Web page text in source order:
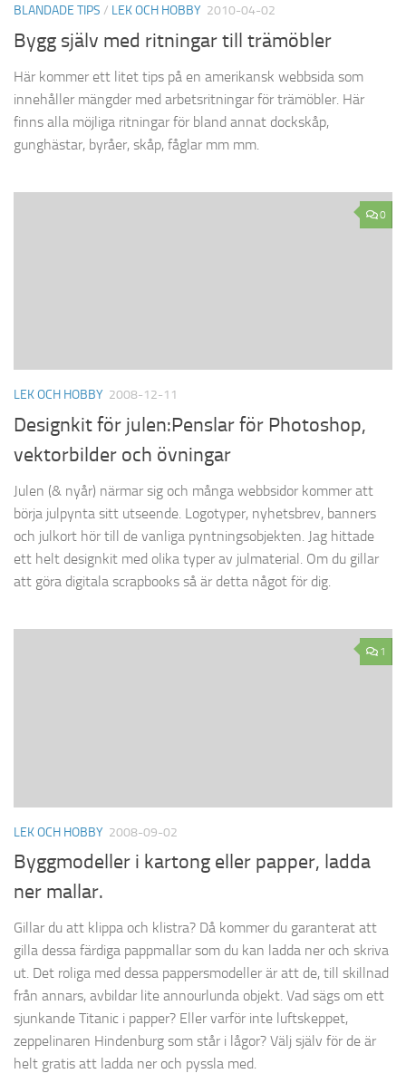
BLANDADE TIPS / LEK OCH HOBBY 2010-04-02
Bygg själv med ritningar till trämöbler
Här kommer ett litet tips på en amerikansk webbsida som
innehåller mängder med arbetsritningar för trämöbler. Här
finns alla möjliga ritningar för bland annat dockskåp,
gunghästar, byråer, skåp, fåglar mm mm.
0
LEK OCH HOBBY 2008-12-11
Designkit för julen:Penslar för Photoshop,
vektorbilder och övningar
Julen (& nyår) närmar sig och många webbsidor kommer att
börja julpynta sitt utseende. Logotyper, nyhetsbrev, banners
och julkort hör till de vanliga pyntningsobjekten. Jag hittade
ett helt designkit med olika typer av julmaterial. Om du gillar
att göra digitala scrapbooks så är detta något för dig.
1
LEK OCH HOBBY 2008-09-02
Byggmodeller i kartong eller papper, ladda
ner mallar.
Gillar du att klippa och klistra? Då kommer du garanterat att
gilla dessa färdiga pappmallar som du kan ladda ner och skriva
ut. Det roliga med dessa pappersmodeller är att de, till skillnad
från annars, avbildar lite annourlunda objekt. Vad sägs om ett
sjunkande Titanic i papper? Eller varför inte luftskeppet,
zeppelinaren Hindenburg som står i lågor? Välj själv för de är
helt gratis att ladda ner och pyssla med.